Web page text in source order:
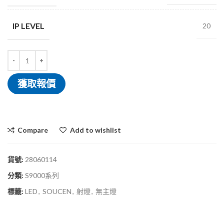
IP LEVEL 20
獲取報價
Compare Add to wishlist
貨號: 28060114
分類: S9000系列
標籤: LED, SOUCEN, 射燈, 無主燈